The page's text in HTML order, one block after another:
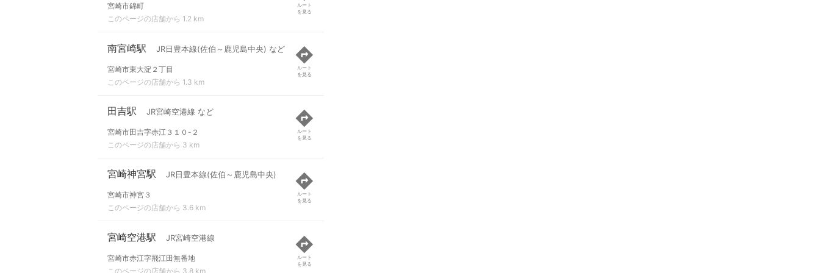
宮崎市錦町
このページの店舗から 1.2 km
ルート
を見る
南宮崎駅 JR日豊本線(佐伯～鹿児島中央) など
宮崎市東大淀２丁目
このページの店舗から 1.3 km
ルート
を見る
田吉駅 JR宮崎空港線 など
宮崎市田吉字赤江３１０-２
このページの店舗から 3 km
ルート
を見る
宮崎神宮駅 JR日豊本線(佐伯～鹿児島中央)
宮崎市神宮３
このページの店舗から 3.6 km
ルート
を見る
宮崎空港駅 JR宮崎空港線
宮崎市赤江字飛江田無番地
このページの店舗から 3.8 km
ルート
を見る